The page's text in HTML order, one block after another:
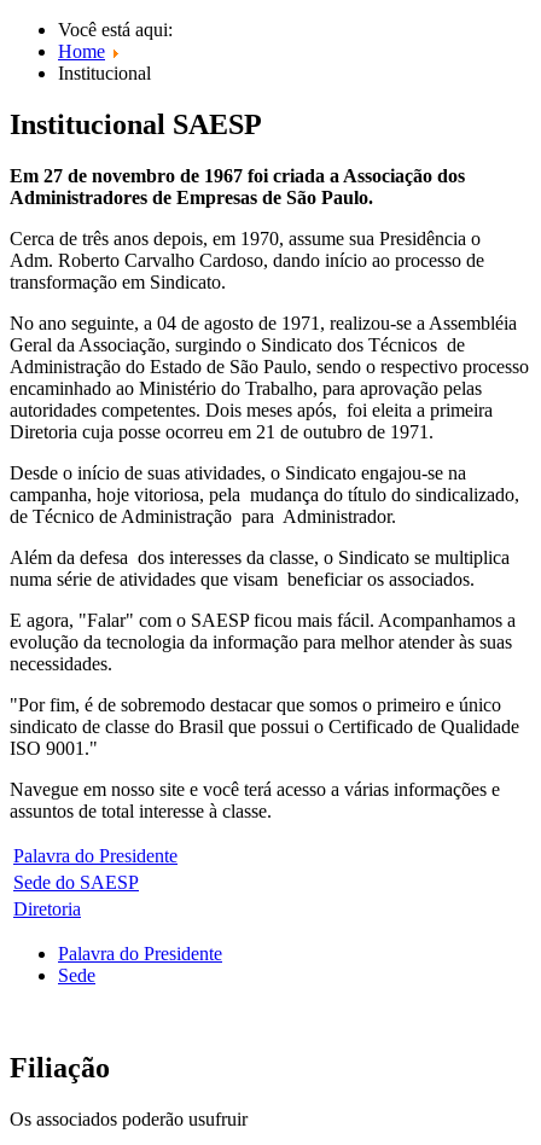
Você está aqui:
Home
Institucional
Institucional SAESP
Em 27 de novembro de 1967 foi criada a Associação dos
Administradores de Empresas de São Paulo.
Cerca de três anos depois, em 1970, assume sua Presidência o
Adm. Roberto Carvalho Cardoso, dando início ao processo de
transformação em Sindicato.
No ano seguinte, a 04 de agosto de 1971, realizou-se a Assembléia
Geral da Associação, surgindo o Sindicato dos Técnicos de
Administração do Estado de São Paulo, sendo o respectivo processo
encaminhado ao Ministério do Trabalho, para aprovação pelas
autoridades competentes. Dois meses após, foi eleita a primeira
Diretoria cuja posse ocorreu em 21 de outubro de 1971.
Desde o início de suas atividades, o Sindicato engajou-se na
campanha, hoje vitoriosa, pela mudança do título do sindicalizado,
de Técnico de Administração para Administrador.
Além da defesa dos interesses da classe, o Sindicato se multiplica
numa série de atividades que visam beneficiar os associados.
E agora, "Falar" com o SAESP ficou mais fácil. Acompanhamos a
evolução da tecnologia da informação para melhor atender às suas
necessidades.
"Por fim, é de sobremodo destacar que somos o primeiro e único
sindicato de classe do Brasil que possui o Certificado de Qualidade
ISO 9001."
Navegue em nosso site e você terá acesso a várias informações e
assuntos de total interesse à classe.
Palavra do Presidente
Sede do SAESP
Diretoria
Palavra do Presidente
Sede
Filiação
Os associados poderão usufruir